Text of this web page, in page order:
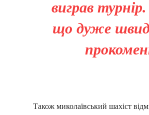
виграв
що дуже
Також миколаївський шахіст